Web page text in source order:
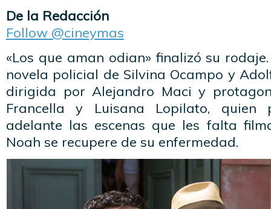
De la Redacción
Follow @cineymas
«Los que aman odian» finalizó su
novela policial de Silvina Ocampo y
dirigida por Alejandro Maci y
Francella y Luisana Lopilato, quien
adelante las escenas que les falta
Noah se recupere de su enfermedad.